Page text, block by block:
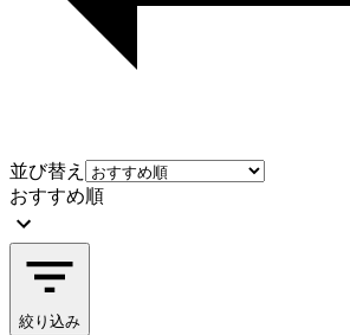
並び替え
おすすめ順
絞り込み